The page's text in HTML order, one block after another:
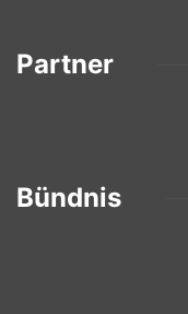
Partner
Bündnis